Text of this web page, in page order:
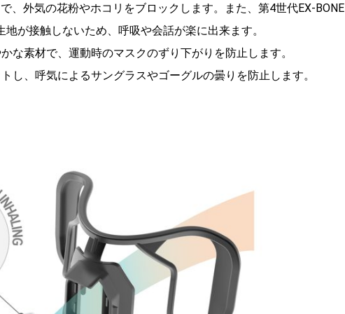
、外気の花粉やホコリをブロックします。また、第4世代EX-BONE
が接触しないため、呼吸や会話が楽に出来ます。
な素材で、運動時のマスクのずり下がりを防止します。
し、呼気によるサングラスやゴーグルの曇りを防止します。